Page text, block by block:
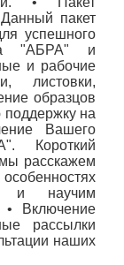
пакет
успешного
"АБРА" и
и рабочие
листовки,
образцов
на
Вашего
Короткий
расскажем
и научим
• Включение
рассылки
наших